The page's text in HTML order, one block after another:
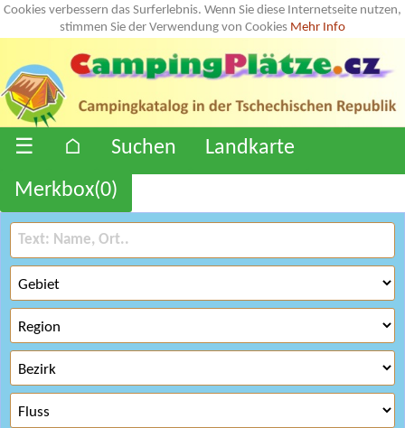
Cookies verbessern das Surferlebnis. Wenn Sie diese Internetseite nutzen,
stimmen Sie der Verwendung von Cookies Mehr Info
☰ ⌂ Suchen
Landkarte
Merkbox(0)